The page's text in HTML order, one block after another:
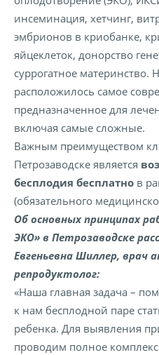
инсеминация, хетчинг,
эмбрионов в криобанке,
яйцеклеток, донорство
суррогатное материнство.
расположилось самое
предназначенное для
включая самые сложные.
Важным преимуществом
Петрозаводске является
бесплодия бесплатно в
(обязательного
Об основных принципах
ЭКО» в Петрозаводске
Евгеньевна Шиллер, врач
репродуктолог:
«Наша главная задача –
к нам бесплодной паре
ребенка. Для выявления
проводим полное